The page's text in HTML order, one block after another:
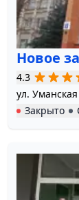
Новое
4.3
ул. Уманская
Закрыто